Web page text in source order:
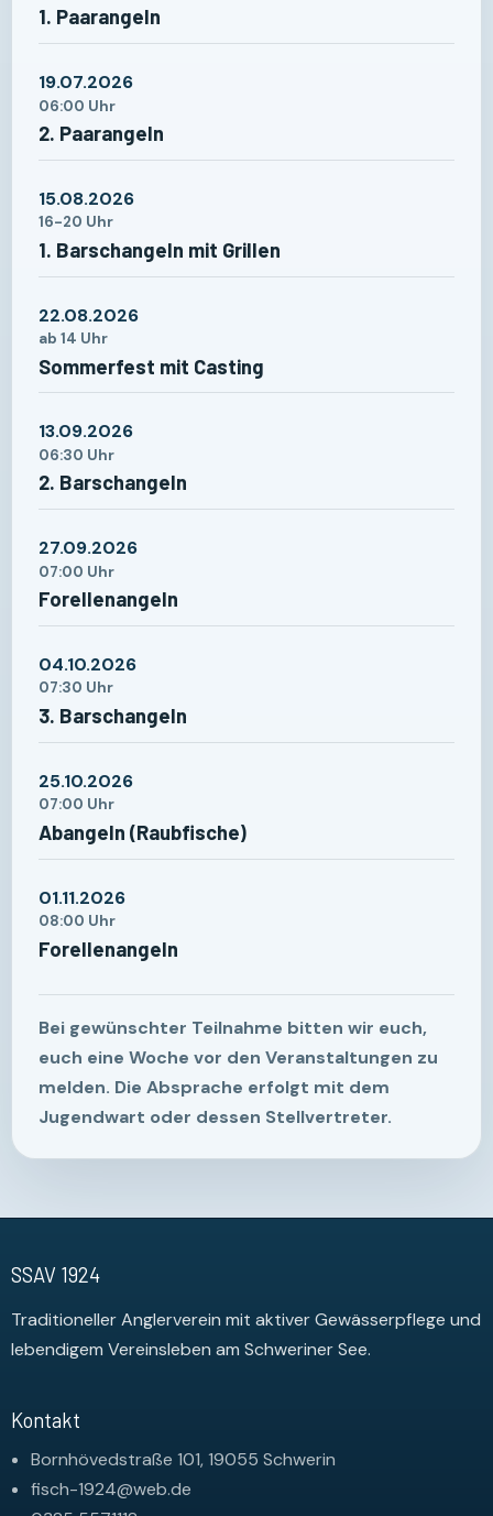
1. Paarangeln
19.07.2026
06:00 Uhr
2. Paarangeln
15.08.2026
16-20 Uhr
1. Barschangeln mit Grillen
22.08.2026
ab 14 Uhr
Sommerfest mit Casting
13.09.2026
06:30 Uhr
2. Barschangeln
27.09.2026
07:00 Uhr
Forellenangeln
04.10.2026
07:30 Uhr
3. Barschangeln
25.10.2026
07:00 Uhr
Abangeln (Raubfische)
01.11.2026
08:00 Uhr
Forellenangeln
Bei gewünschter Teilnahme bitten wir euch,
euch eine Woche vor den Veranstaltungen zu
melden. Die Absprache erfolgt mit dem
Jugendwart oder dessen Stellvertreter.
SSAV 1924
Traditioneller Anglerverein mit aktiver Gewässerpflege und
lebendigem Vereinsleben am Schweriner See.
Kontakt
Bornhövedstraße 101, 19055 Schwerin
fisch-1924@web.de